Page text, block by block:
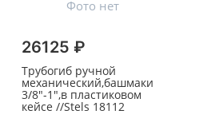
26125 ₽
Трубогиб ручной
механический,башмаки
3/8"-1",в пластиковом
кейсе //Stels 18112